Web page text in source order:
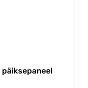
päiksepaneel